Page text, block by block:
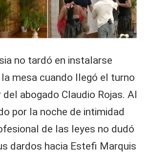
no tardó en instalarse
mesa cuando llegó el turno
abogado Claudio Rojas. Al
por la noche de intimidad
de las leyes no dudó
dardos hacia Estefi Marquis